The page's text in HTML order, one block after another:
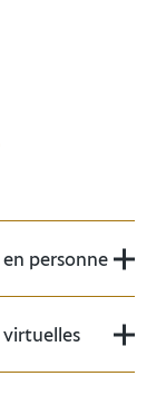
personne
virtuelles